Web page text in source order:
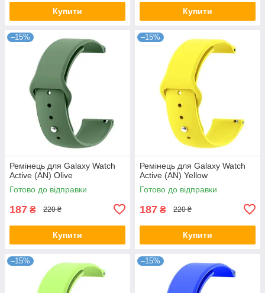
Купити Купити
–15%
Ремінець для Galaxy Watch
Active (AN) Olive
Готово до відправки
187 ₴ 220 ₴
Купити
–15%
Ремінець для Galaxy Watch
Active (AN) Yellow
Готово до відправки
187 ₴ 220 ₴
Купити
–15% –15%